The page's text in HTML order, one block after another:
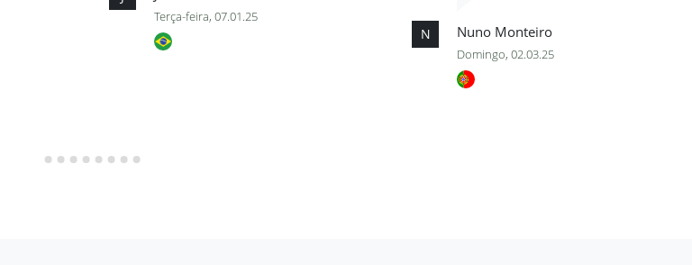
Terça-feira, 07.01.25
N Nuno Monteiro
Domingo, 02.03.25